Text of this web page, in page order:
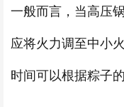
一般而言，当高压
应将火力调至中小
时间可以根据粽子